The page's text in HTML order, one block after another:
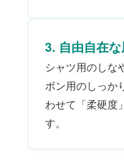
3. 自由自在
シャツ用のしな
ボン用のしっか
わせて「柔硬度
す。